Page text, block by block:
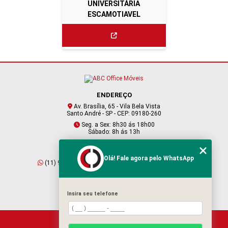
UNIVERSITÁRIA
ESCAMOTIAVEL
ENDEREÇO
Av. Brasília, 65 - Vila Bela Vista
Santo André - SP - CEP: 09180-260
Seg. a Sex: 8h30 ás 18h00
Sábado: 8h ás 13h
CONTATO
(11) 95409-2229
(11) 4901-6045
HOME
Olá! Fale agora pelo WhatsApp
Insira seu telefone